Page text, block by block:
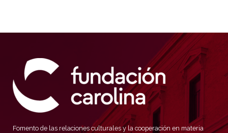
Fomento de las relaciones culturales y la cooperación en materia